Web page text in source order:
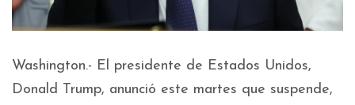
Washington.- El presidente de Estados Unidos,
Donald Trump, anunció este martes que suspende,